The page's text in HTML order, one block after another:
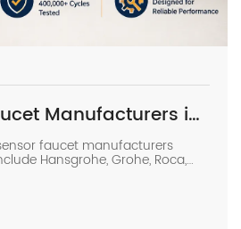
Top Sensor Faucet Manufacturers in Europe | 2026 Buyer’s Guide
faucet manufacturers
Hansgrohe, Grohe, Roca,
while high-spec Chinese
have emerged as competitive
projects. In such facilities,
can lead to ghost flushing,